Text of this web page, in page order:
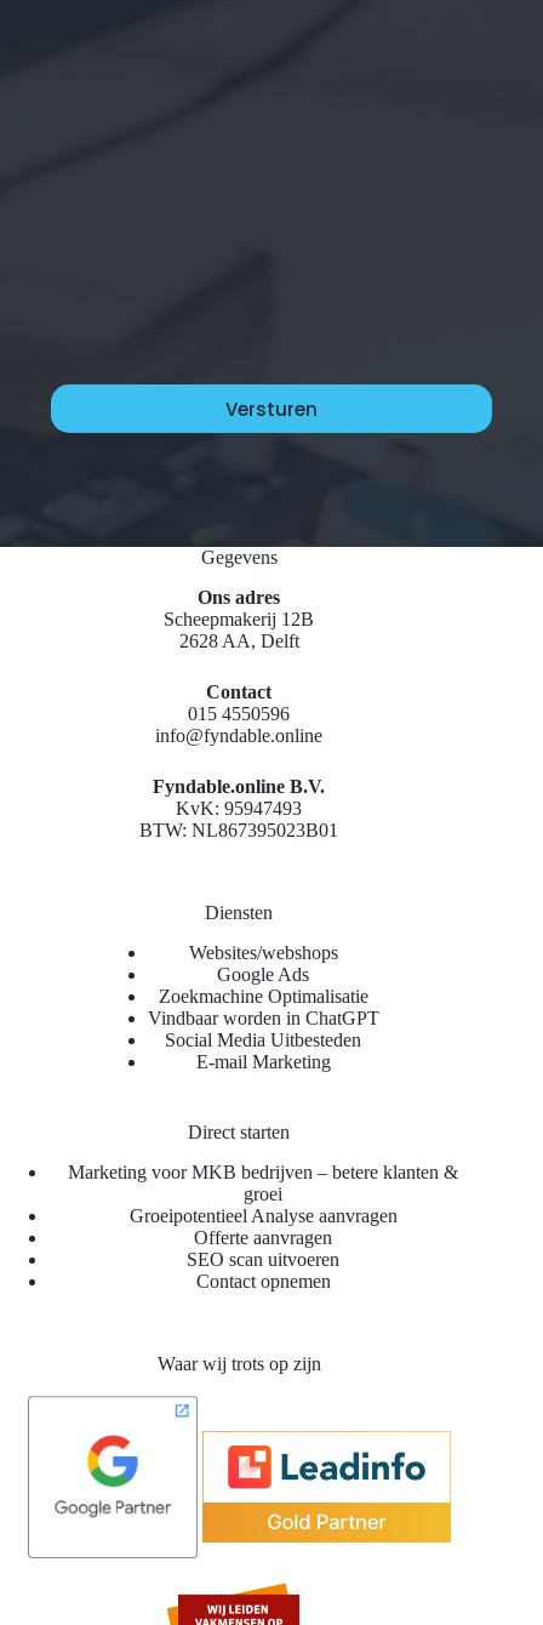
Gegevens
Ons adres
Scheepmakerij 12B
2628 AA, Delft
Contact
015 4550596
info@fyndable.online
Fyndable.online B.V.
KvK: 95947493
BTW: NL867395023B01
Diensten
Websites/webshops
Google Ads
Zoekmachine Optimalisatie
Vindbaar worden in ChatGPT
Social Media Uitbesteden
E-mail Marketing
Direct starten
Marketing voor MKB bedrijven – betere klanten &
groei
Groeipotentieel Analyse aanvragen
Offerte aanvragen
SEO scan uitvoeren
Contact opnemen
Waar wij trots op zijn